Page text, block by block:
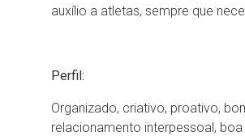
auxílio a atletas, sempre que
Perfil:
Organizado, criativo, proativo,
relacionamento interpessoal, boa